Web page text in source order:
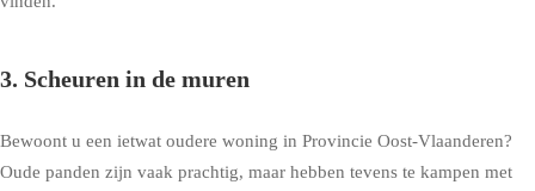
3. Scheuren in de muren
Bewoont u een ietwat oudere woning in Provincie Oost-Vlaanderen?
Oude panden zijn vaak prachtig, maar hebben tevens te kampen met